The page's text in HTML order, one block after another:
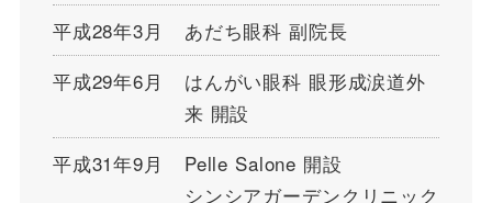
平成28年3月
あだち眼科 副院長
平成29年6月
はんがい眼科 眼形成涙道外
来 開設
平成31年9月
Pelle Salone 開設
シンシアガーデンクリニック